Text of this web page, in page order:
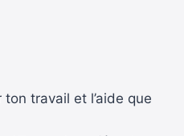
travail et l’aide que